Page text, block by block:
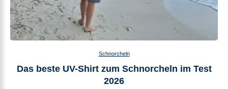
Schnorcheln
Das beste UV-Shirt zum Schnorcheln im Test
2026